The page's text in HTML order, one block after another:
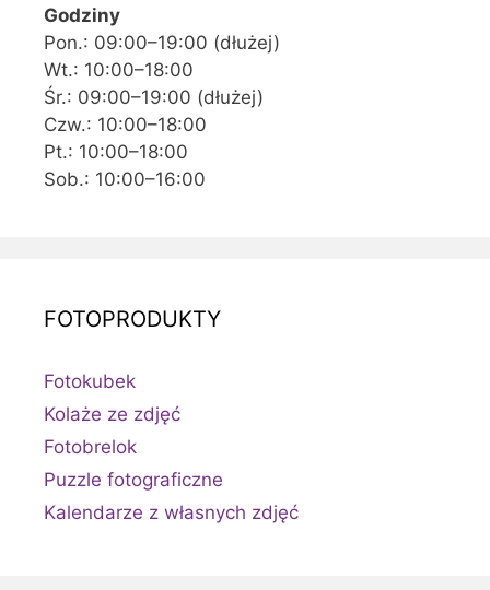
Godziny
Pon.: 09:00–19:00 (dłużej)
Wt.: 10:00–18:00
Śr.: 09:00–19:00 (dłużej)
Czw.: 10:00–18:00
Pt.: 10:00–18:00
Sob.: 10:00–16:00
FOTOPRODUKTY
Fotokubek
Kolaże ze zdjęć
Fotobrelok
Puzzle fotograficzne
Kalendarze z własnych zdjęć